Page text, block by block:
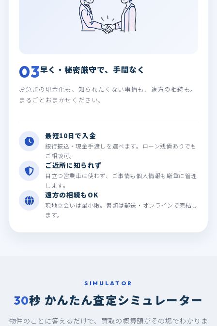
03早く・秘密厳守で、手間なく
お急ぎの現金化も、知られたくない事情も、遠方の相続も。
まるごとおまかせください。
最短10日で入金
銀行振込・現金手渡しを選べます。ローン残債ありでも
ご相談可。
ご近所に知られず
目立つ営業車は使わず、ご事情も個人情報も厳重に管理
します。
遠方の相続もOK
現地立会いは最小限。書類は郵送・オンラインで完結し
ます。
SIMULATOR
30秒 かんたん査定シミュレーター
物件のことに答えるだけで、買取の概算額がその場でわかりま